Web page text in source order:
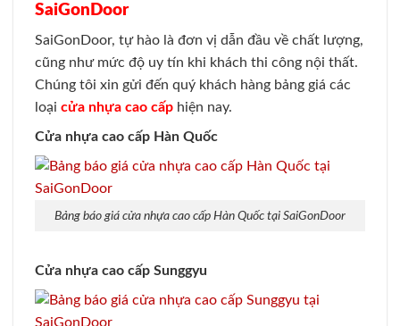
SaiGonDoor
SaiGonDoor, tự hào là đơn vị dẫn đầu về chất lượng,
cũng như mức độ uy tín khi khách thi công nội thất.
Chúng tôi xin gửi đến quý khách hàng bảng giá các
loại cửa nhựa cao cấp hiện nay.
Cửa nhựa cao cấp Hàn Quốc
Bảng báo giá cửa nhựa cao cấp Hàn Quốc tại SaiGonDoor
Cửa nhựa cao cấp Sunggyu